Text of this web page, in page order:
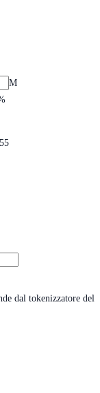
M
dal tokenizzatore del